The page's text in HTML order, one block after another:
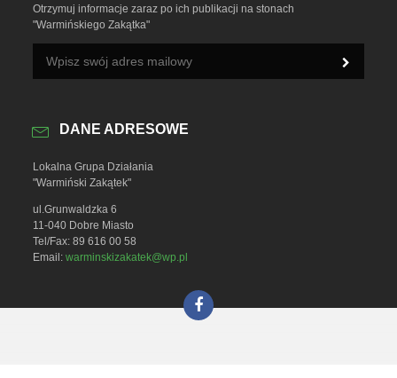
Otrzymuj informacje zaraz po ich publikacji na stonach
"Warmińskiego Zakątka"
DANE ADRESOWE
Lokalna Grupa Działania
"Warmiński Zakątek"
ul.Grunwaldzka 6
11-040 Dobre Miasto
Tel/Fax: 89 616 00 58
Email:warminskizakatek@wp.pl